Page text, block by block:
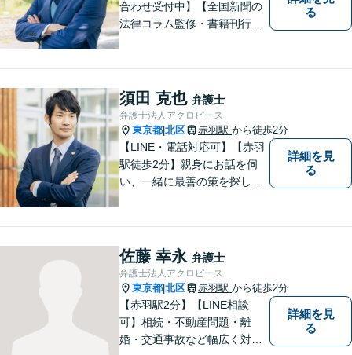
合わせ受付中】【全国新聞の
法律コラム監修・書籍刊行・
を伺い、相談予約をご案内。
「有利な条件で解決したい」
と強い要望がある方はご相談
ください。
る
須田 克也 弁護士
弁護士法人アクロピース
東京都 北区 赤羽駅 から徒歩2分
【LINE・電話対応可】【赤羽
駅徒歩2分】親身にお話を伺
い、一緒に最善の策を探しま
護をします。他士業との連携
あり【初回面談無料】
詳細を見
る
佐藤 幸永 弁護士
弁護士法人アクロピース
東京都 北区 赤羽駅 から徒歩2分
【赤羽駅2分】【LINE相談
可】相続・不動産問題・離
婚・交通事故など幅広く対
詳細を見
る